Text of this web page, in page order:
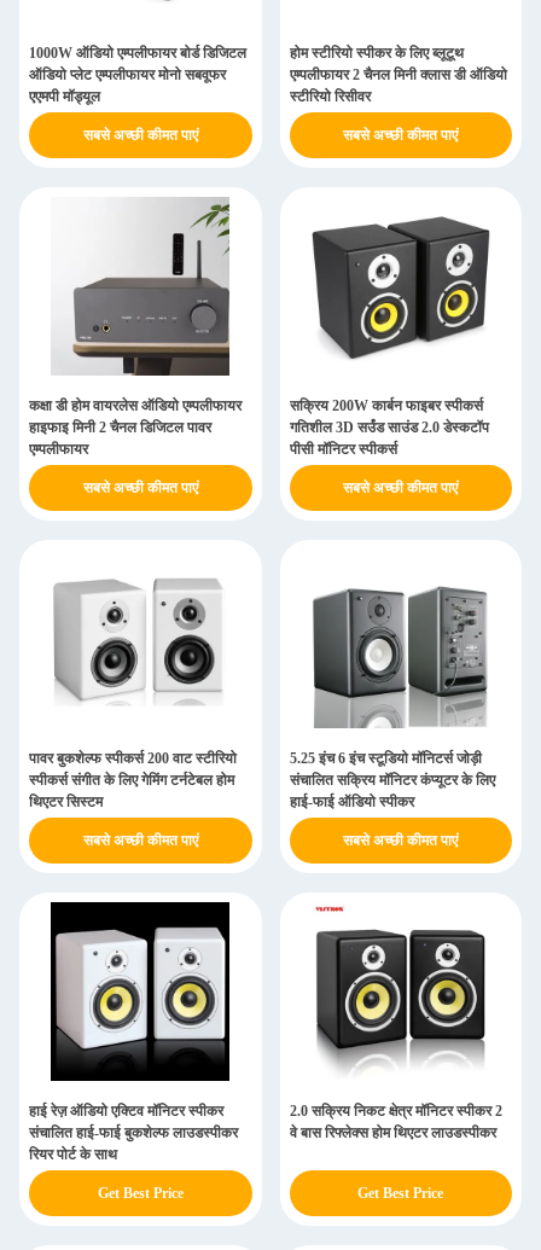
1000W ऑडियो एम्पलीफायर बोर्ड डिजिटल
ऑडियो प्लेट एम्पलीफायर मोनो सबवूफर
एएमपी मॉड्यूल
सबसे अच्छी कीमत पाएं
होम स्टीरियो स्पीकर के लिए ब्लूटूथ
एम्पलीफायर 2 चैनल मिनी क्लास डी ऑडियो
स्टीरियो रिसीवर
सबसे अच्छी कीमत पाएं
कक्षा डी होम वायरलेस ऑडियो एम्पलीफायर
हाइफाइ मिनी 2 चैनल डिजिटल पावर
एम्पलीफायर
सबसे अच्छी कीमत पाएं
सक्रिय 200W कार्बन फाइबर स्पीकर्स
गतिशील 3D सर्उंड साउंड 2.0 डेस्कटॉप
पीसी मॉनिटर स्पीकर्स
सबसे अच्छी कीमत पाएं
पावर बुकशेल्फ स्पीकर्स 200 वाट स्टीरियो
स्पीकर्स संगीत के लिए गेमिंग टर्नटेबल होम
थिएटर सिस्टम
सबसे अच्छी कीमत पाएं
5.25 इंच 6 इंच स्टूडियो मॉनिटर्स जोड़ी
संचालित सक्रिय मॉनिटर कंप्यूटर के लिए
हाई-फाई ऑडियो स्पीकर
सबसे अच्छी कीमत पाएं
हाई रेज़ ऑडियो एक्टिव मॉनिटर स्पीकर
संचालित हाई-फाई बुकशेल्फ लाउडस्पीकर
रियर पोर्ट के साथ
Get Best Price
2.0 सक्रिय निकट क्षेत्र मॉनिटर स्पीकर 2
वे बास रिफ्लेक्स होम थिएटर लाउडस्पीकर
Get Best Price